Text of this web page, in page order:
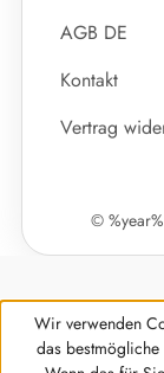
AGB DE
Kontakt
Vertrag
©
Wir verwenden
das